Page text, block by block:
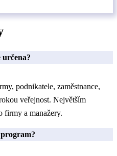
podnikatele, zaměstnance,
veřejnost. Největším
firmy a manažery.